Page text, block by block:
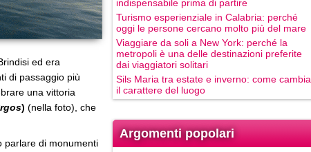
ed era
di passaggio più
una vittoria
) (nella foto), che
parlare di monumenti
indispensabile prima di partire
Turismo esperienziale in Calabria: perché
oggi le persone cercano molto più del mare
Viaggiare da soli a New York: perché la
metropoli è una delle destinazioni preferite
dai viaggiatori solitari
Sils Maria tra estate e inverno: come cambia
il carattere del luogo
Argomenti popolari